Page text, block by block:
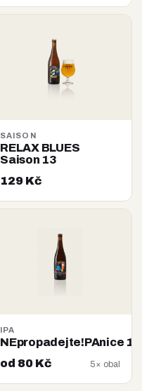
SAISON
RELAX BLUES
Saison 13
129 Kč
IPA
NEpropadejte!PAnice 14
od 80 Kč
5× obal